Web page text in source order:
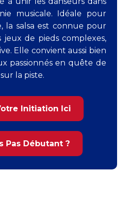
musicale. Idéale pour
la salsa est connue pour
jeux de pieds complexes,
Elle convient aussi bien
passionnés en quête de
la piste.
Initiation Ici
Pas Débutant ?